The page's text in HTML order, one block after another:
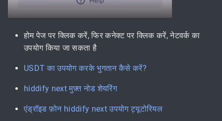
होम पेज पर क्लिक करें, फिर कनेक्ट पर क्लिक करें, नेटवर्क का
उपयोग किया जा सकता है
USDT का उपयोग करके भुगतान कैसे करें?
hiddify next मुफ़्त नोड शेयरिंग
एंड्रॉइड फ़ोन hiddify next उपयोग ट्यूटोरियल